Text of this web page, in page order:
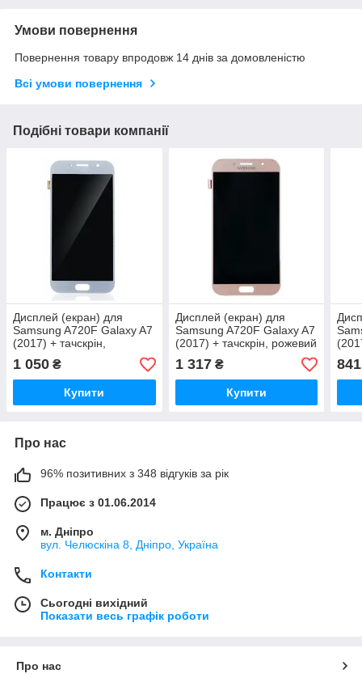
Умови повернення
Повернення товару впродовж 14 днів за домовленістю
Всі умови повернення
Подібні товари компанії
Дисплей (екран) для
Samsung A720F Galaxy A7
(2017) + тачскрін,
блакитний, Blue Mist, TFT,
1 050 ₴
Купити
Дисплей (екран) для
Samsung A720F Galaxy A7
(2017) + тачскрін, рожевий
1 317₴
Купити
841
Про нас
96% позитивних з 348 відгуків за рік
Працює з 01.06.2014
м. Дніпро
вул. Челюскіна 8, Дніпро, Україна
Контакти
Сьогодні вихідний
Показати весь графік роботи
Про нас